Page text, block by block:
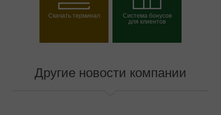
Скачать терминал Система бонусов
для клиентов
Другие новости компании